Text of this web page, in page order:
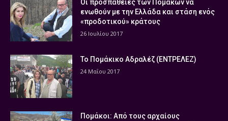
Οι προσπάθειες των Πομάκων να
ενωθούν με την Ελλάδα και στάση ενός
«προδοτικού» κράτους
26 Ιουλίου 2017
Το Πομάκικο Αδραλέζ (ΕΝΤΡΕΛΕΖ)
24 Μαΐου 2017
Πομάκοι: Από τους αρχαίους